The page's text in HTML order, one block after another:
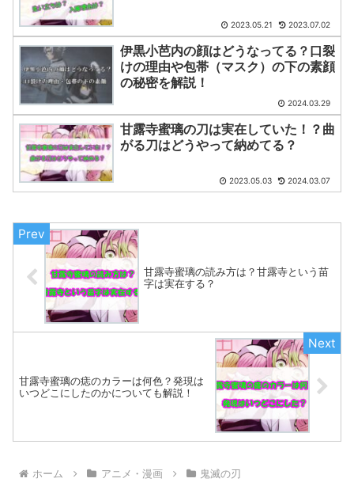
2023.05.21 2023.07.02
伊黒小芭内の顔はどうなってる？口裂
けの理由や包帯（マスク）の下の素顔
の秘密を解説！
2024.03.29
甘露寺蜜璃の刀は実在していた！？曲
がる刀はどうやって納めてる？
2023.05.03 2024.03.07
甘露寺蜜璃の読み方は？甘露寺という苗
字は実在する？
甘露寺蜜璃の痣のカラーは何色？発現は
いつどこにしたのかについても解説！
ホーム アニメ・漫画 鬼滅の刃